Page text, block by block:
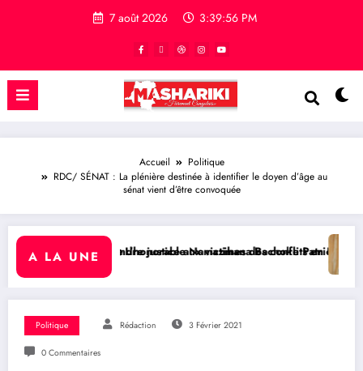
7 août 2026 3:39:57 PM
Accueil
Politique
RDC/ SÉNAT : La plénière destinée à identifier le doyen d’âge au
sénat vient d’être convoquée
A LA UNE
aux victimes des conflits en RDC
Namazihana Bachoke Patrick Baka salue la suspension de
RDC/ POLITIQUE :
Politique Rédaction 3 Février 2021
0 Commentaires